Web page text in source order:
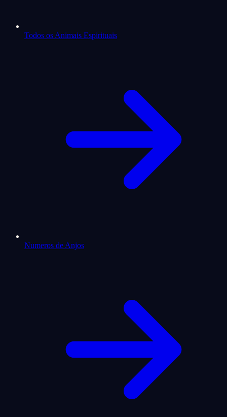
Todos os Animais Espirituais
Numeros de Anjos